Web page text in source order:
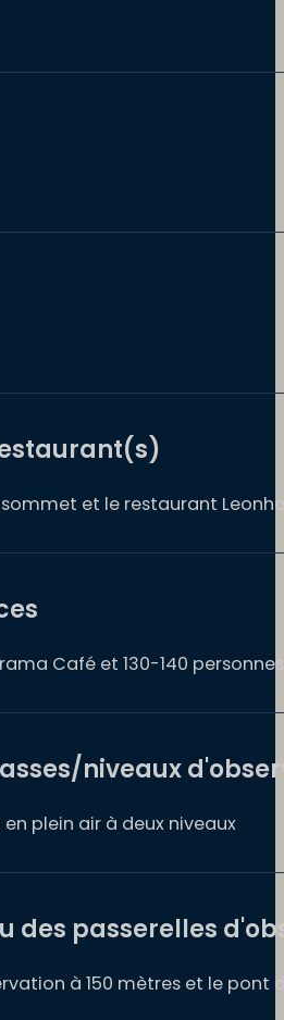
et le restaurant
Café et 130-140
niveaux
plein air à deux niveaux
des passerelles
à 150 mètres et le pont